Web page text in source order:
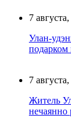
7
Улан-
подарком
7
Житель
нечаянно